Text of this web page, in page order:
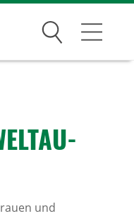
Suchen
und